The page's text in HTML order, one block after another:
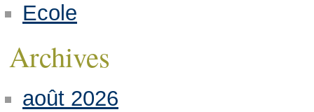
Ecole
Archives
août 2026